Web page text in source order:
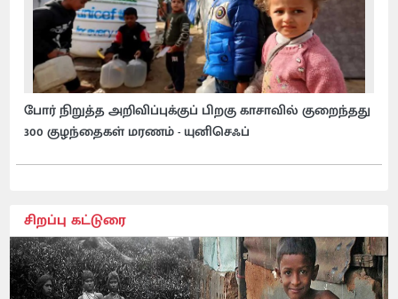
போர் நிறுத்த அறிவிப்புக்குப் பிறகு காசாவில் குறைந்தது
300 குழந்தைகள் மரணம் - யுனிசெஃப்
சிறப்பு கட்டுரை